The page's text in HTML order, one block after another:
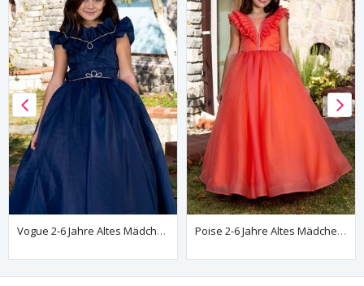
Vogue 2-6 Jahre Altes Mädchenkleid 20086 Marineblau Poise 2-6 Jahre Altes Mädchenkleid 20087 Orange